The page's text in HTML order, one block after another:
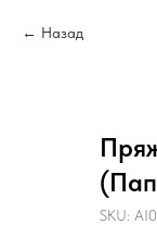
Назад
SKU: